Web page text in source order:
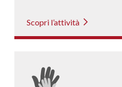
Scopri l’attività